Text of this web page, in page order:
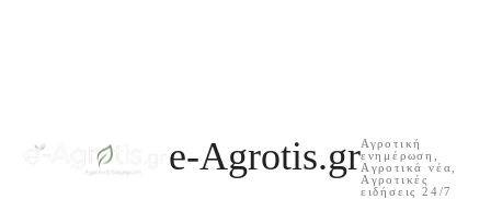
e-Agrotis.grΑγροτική
ενημέρωση,
Aγροτικά νέα,
Aγροτικές
ειδήσεις 24/7